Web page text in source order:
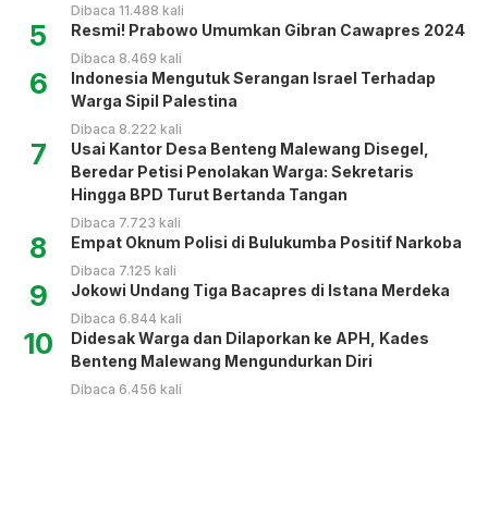
Dibaca 11.488 kali
5 Resmi! Prabowo Umumkan Gibran Cawapres 2024
Dibaca 8.469 kali
6
Indonesia Mengutuk Serangan Israel Terhadap
Warga Sipil Palestina
Dibaca 8.222 kali
7
Usai Kantor Desa Benteng Malewang Disegel,
Beredar Petisi Penolakan Warga: Sekretaris
Hingga BPD Turut Bertanda Tangan
Dibaca 7.723 kali
8 Empat Oknum Polisi di Bulukumba Positif Narkoba
Dibaca 7.125 kali
9 Jokowi Undang Tiga Bacapres di Istana Merdeka
Dibaca 6.844 kali
10
Didesak Warga dan Dilaporkan ke APH, Kades
Benteng Malewang Mengundurkan Diri
Dibaca 6.456 kali